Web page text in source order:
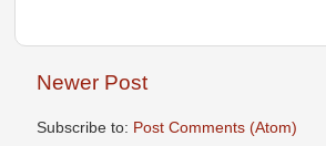
Newer Post
Subscribe to: Post Comments (Atom)